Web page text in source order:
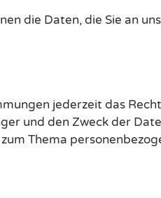
die Daten, die Sie an
jederzeit das
und den Zweck der
Thema